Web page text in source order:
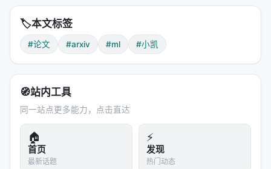
🏷️本文标签
#论文 #arxiv #ml #小凯
🧭站内工具
同一站点更多能力，点击直达
🏠
首页
最新话题
⚡
发现
热门动态